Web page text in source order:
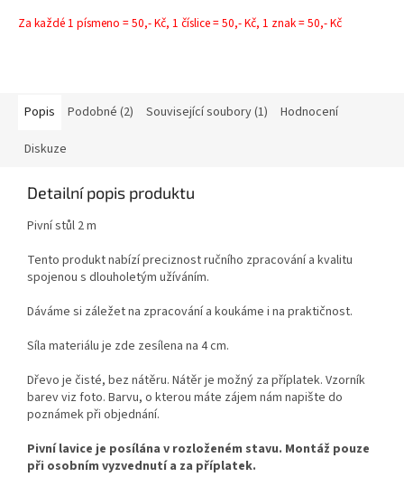
Za každé 1 písmeno = 50,- Kč, 1 číslice = 50,- Kč, 1 znak = 50,- Kč
Popis Podobné (2) Související soubory (1) Hodnocení
Diskuze
Detailní popis produktu
Pivní stůl 2 m
Tento produkt nabízí preciznost ručního zpracování a kvalitu
spojenou s dlouholetým užíváním.
Dáváme si záležet na zpracování a koukáme i na praktičnost.
Síla materiálu je zde zesílena na 4 cm.
Dřevo je čisté, bez nátěru. Nátěr je možný za příplatek. Vzorník
barev viz foto. Barvu, o kterou máte zájem nám napište do
poznámek při objednání.
Pivní lavice je posílána v rozloženém stavu. Montáž pouze
při osobním vyzvednutí a za příplatek.